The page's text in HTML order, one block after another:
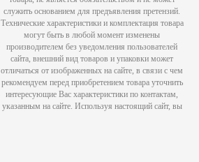
служить основанием для предъявления претензий.
Технические характеристики и комплектация товара
могут быть в любой момент изменены
производителем без уведомления пользователей
сайта, внешний вид товаров и упаковки может
отличаться от изображенных на сайте, в связи с чем
рекомендуем перед приобретением товара уточнить
интересующие Вас характеристики по контактам,
указанным на сайте. Используя настоящий сайт, вы